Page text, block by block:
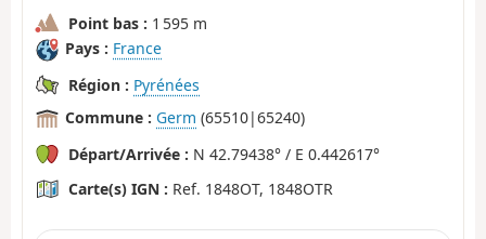
Point bas : 1 595 m
Pays : France
Région : Pyrénées
Commune : Germ (65510|65240)
Départ/Arrivée : N 42.79438° / E 0.442617°
Carte(s) IGN : Ref. 1848OT, 1848OTR